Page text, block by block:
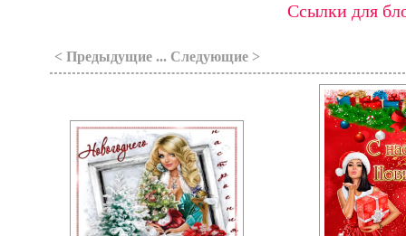
Ссылки для
< Предыдущие ... Следующие >